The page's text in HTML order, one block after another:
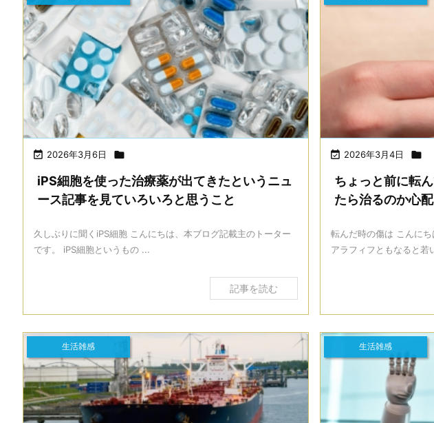
 2026年3月6日 
iPS細胞を使った治療薬が出てきたというニュ
ース記事を見ていろいろと思うこと
久しぶりに聞くiPS細胞 こんにちは、本ブログ記載主のトーター
です。 iPS細胞というもの ...
記事を読む
 2026年3月4日 
ちょっと前に転
たら治るのか心
転んだ時の傷は こんにち
アラフィフともなると若
生活雑感 生活雑感